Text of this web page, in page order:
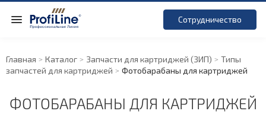
Сотрудничество
Главная Каталог Запчасти для картриджей (ЗИП)
Типы
запчастей для картриджей
Фотобарабаны для картриджей
ФОТОБАРАБАНЫ ДЛЯ КАРТРИДЖЕЙ